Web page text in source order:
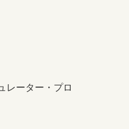
レーター・プロ